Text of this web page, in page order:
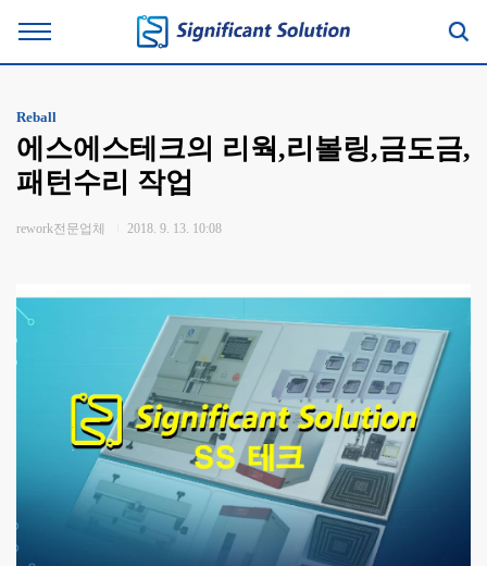
Reball
에스에스테크의 리웍,리볼링,금도금,
패턴수리 작업
rework전문업체 2018. 9. 13. 10:08